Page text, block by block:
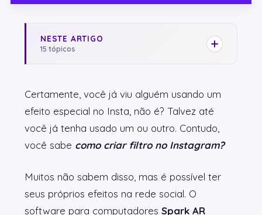
NESTE ARTIGO
15 tópicos
Certamente, você já viu alguém usando um
efeito especial no Insta, não é? Talvez até
você já tenha usado um ou outro. Contudo,
você sabe como criar filtro no Instagram?
Muitos não sabem disso, mas é possível ter
seus próprios efeitos na rede social. O
software para computadores Spark AR